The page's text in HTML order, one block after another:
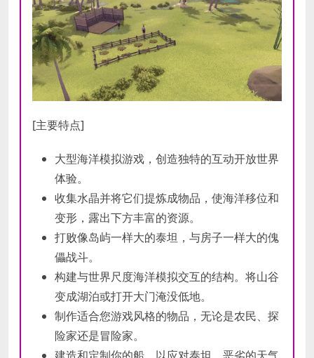
[主要特点]
大型海洋模拟游戏，创造独特的互动开放世界
体验。
收集水晶并将它们提炼成物品，使海洋移位和
变形，露出下方丰富的资源。
打败像岛屿一样大的泰坦，与房子一样大的傀
儡战斗。
构建与世界尺度海洋模拟交互的结构。将山谷
变成湖泊或打开大门淹没低地。
制作适合您游戏风格的物品，无论是农民、探
险家还是冒险家。